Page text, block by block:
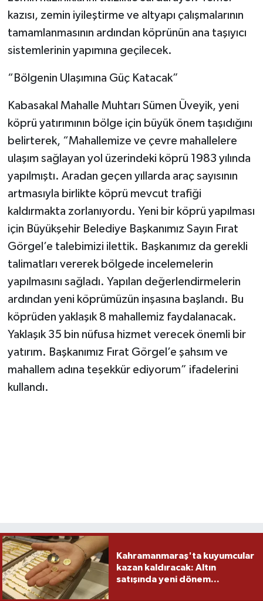
kazısı, zemin iyileştirme ve altyapı çalışmalarının
tamamlanmasının ardından köprünün ana taşıyıcı
sistemlerinin yapımına geçilecek.
“Bölgenin Ulaşımına Güç Katacak”
Kabasakal Mahalle Muhtarı Sümen Üveyik, yeni
köprü yatırımının bölge için büyük önem taşıdığını
belirterek, “Mahallemize ve çevre mahallelere
ulaşım sağlayan yol üzerindeki köprü 1983 yılında
yapılmıştı. Aradan geçen yıllarda araç sayısının
artmasıyla birlikte köprü mevcut trafiği
kaldırmakta zorlanıyordu. Yeni bir köprü yapılması
için Büyükşehir Belediye Başkanımız Sayın Fırat
Görgel’e talebimizi ilettik. Başkanımız da gerekli
talimatları vererek bölgede incelemelerin
yapılmasını sağladı. Yapılan değerlendirmelerin
ardından yeni köprümüzün inşasına başlandı. Bu
köprüden yaklaşık 8 mahallemiz faydalanacak.
Yaklaşık 35 bin nüfusa hizmet verecek önemli bir
yatırım. Başkanımız Fırat Görgel’e şahsım ve
mahallem adına teşekkür ediyorum” ifadelerini
kullandı.
Kahramanmaraş'ta kuyumcular
kazan kaldıracak: Altın
satışında yeni dönem...